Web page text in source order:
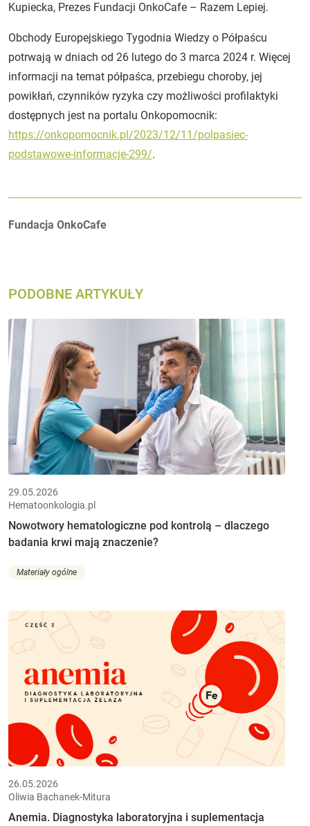
Kupiecka, Prezes Fundacji OnkoCafe – Razem Lepiej.
Obchody Europejskiego Tygodnia Wiedzy o Półpaścu
potrwają w dniach od 26 lutego do 3 marca 2024 r. Więcej
informacji na temat półpaśca, przebiegu choroby, jej
powikłań, czynników ryzyka czy możliwości profilaktyki
dostępnych jest na portalu Onkopomocnik:
https://onkopomocnik.pl/2023/12/11/polpasiec-
podstawowe-informacje-299/.
Autorzy:
Fundacja OnkoCafe
PODOBNE ARTYKUŁY
29.05.2026
Hematoonkologia.pl
Nowotwory hematologiczne pod kontrolą – dlaczego
badania krwi mają znaczenie?
Materiały ogólne
26.05.2026
Oliwia Bachanek-Mitura
Anemia. Diagnostyka laboratoryjna i suplementacja